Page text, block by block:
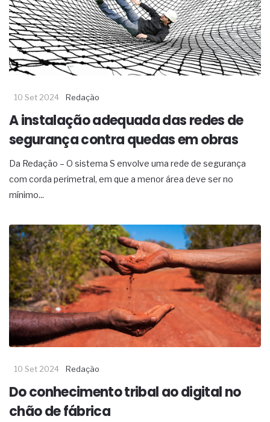
10 Set 2024 Redação
A instalação adequada das redes de
segurança contra quedas em obras
Da Redação – O sistema S envolve uma rede de segurança
com corda perimetral, em que a menor área deve ser no
mínimo...
10 Set 2024 Redação
Do conhecimento tribal ao digital no
chão de fábrica